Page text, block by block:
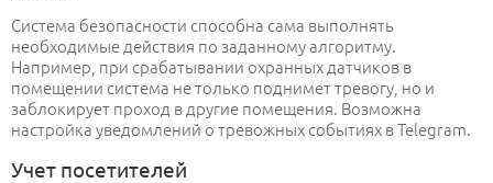
Система безопасности способна сама выполнять
необходимые действия по заданному алгоритму.
Например, при срабатывании охранных датчиков в
помещении система не только поднимет тревогу, но и
заблокирует проход в другие помещения. Возможна
настройка уведомлений о тревожных событиях в Telegram.
Учет посетителей